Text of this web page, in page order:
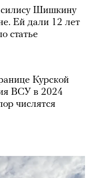
Шишкину
Ей дали 12 лет
статье
Курской
ВСУ в 2024
числятся